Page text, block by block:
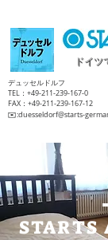
ドイ
​デュッセルドルフ
TEL：+49-211-239-167-0
FAX：+49-211-239-167-12
​✉️:duesseldorf@starts-
STARTS